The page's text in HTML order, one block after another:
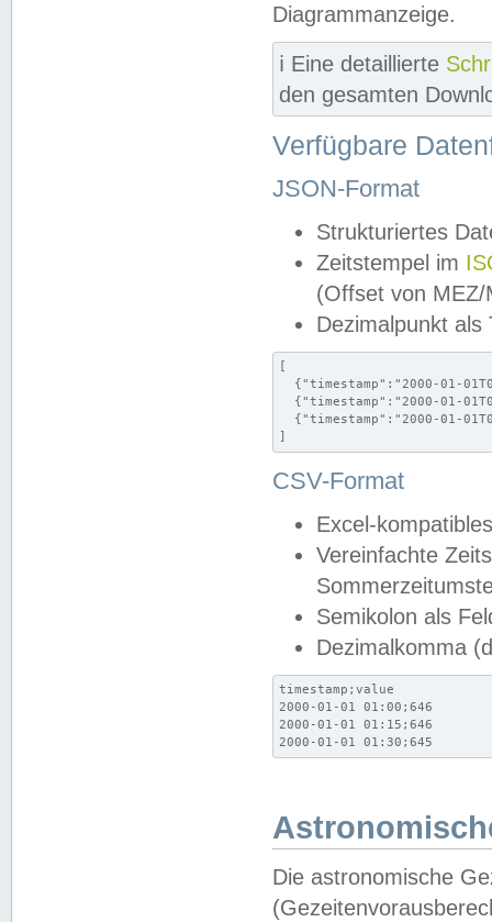
Diagrammanzeige.
ℹ️ Eine detaillierte
den gesamten
Verfügbare
JSON-Format
Strukturiertes
Zeitstempel im
(Offset von MEZ/
Dezimalpunkt als
[
{"timestamp":"2000-01-
{"timestamp":"2000-01-
{"timestamp":"2000-01-
]
CSV-Format
Excel-
Vereinfachte
Semikolon als
Dezimalkomma
timestamp;value
2000-01-01 01:00;646
2000-01-01 01:15;646
2000-01-01 01:30;645
Die astronomische